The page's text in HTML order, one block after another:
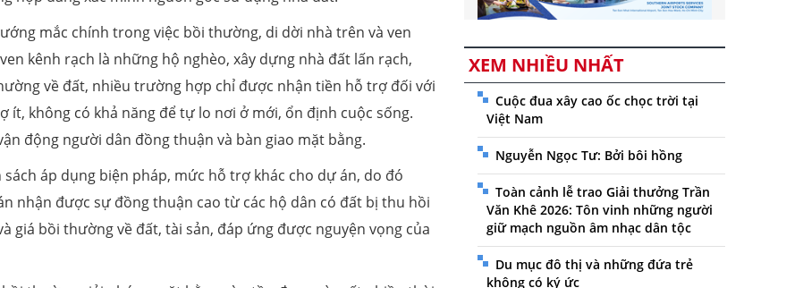
mắc chính trong việc bồi thường, di dời nhà trên và ven
kênh rạch là những hộ nghèo, xây dựng nhà đất lấn rạch,
về đất, nhiều trường hợp chỉ được nhận tiền hỗ trợ đối với
không có khả năng để tự lo nơi ở mới, ổn định cuộc sống.
động người dân đồng thuận và bàn giao mặt bằng.
sách áp dụng biện pháp, mức hỗ trợ khác cho dự án, do đó
nhận được sự đồng thuận cao từ các hộ dân có đất bị thu hồi
giá bồi thường về đất, tài sản, đáp ứng được nguyện vọng của
XEM NHIỀU NHẤT
Cuộc đua xây cao ốc chọc trời tại
Việt Nam
Nguyễn Ngọc Tư: Bởi bôi hồng
Toàn cảnh lễ trao Giải thưởng Trần
Văn Khê 2026: Tôn vinh những người
giữ mạch nguồn âm nhạc dân tộc
Du mục đô thị và những đứa trẻ
không có ký ức